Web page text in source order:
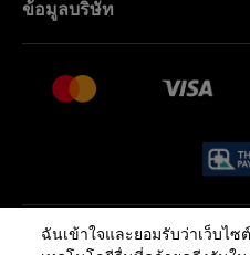
คำถามที่พบบ่อย (FAQ)
เงื่อนไขหลังการขาย
ข้อมูลบริษัท
งาน
นโยบายความเป็นส่วนตัว
ฉันเข้าใจและยอมรับว่าเว็บไ